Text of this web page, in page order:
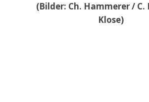
(Bilder: Ch. Hammerer / C.
Klose)